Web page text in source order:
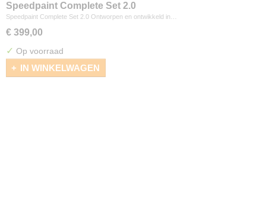
Speedpaint Complete Set 2.0
Speedpaint Complete Set 2.0 Ontworpen en ontwikkeld in…
€ 399,00
✓ Op voorraad
IN WINKELWAGEN